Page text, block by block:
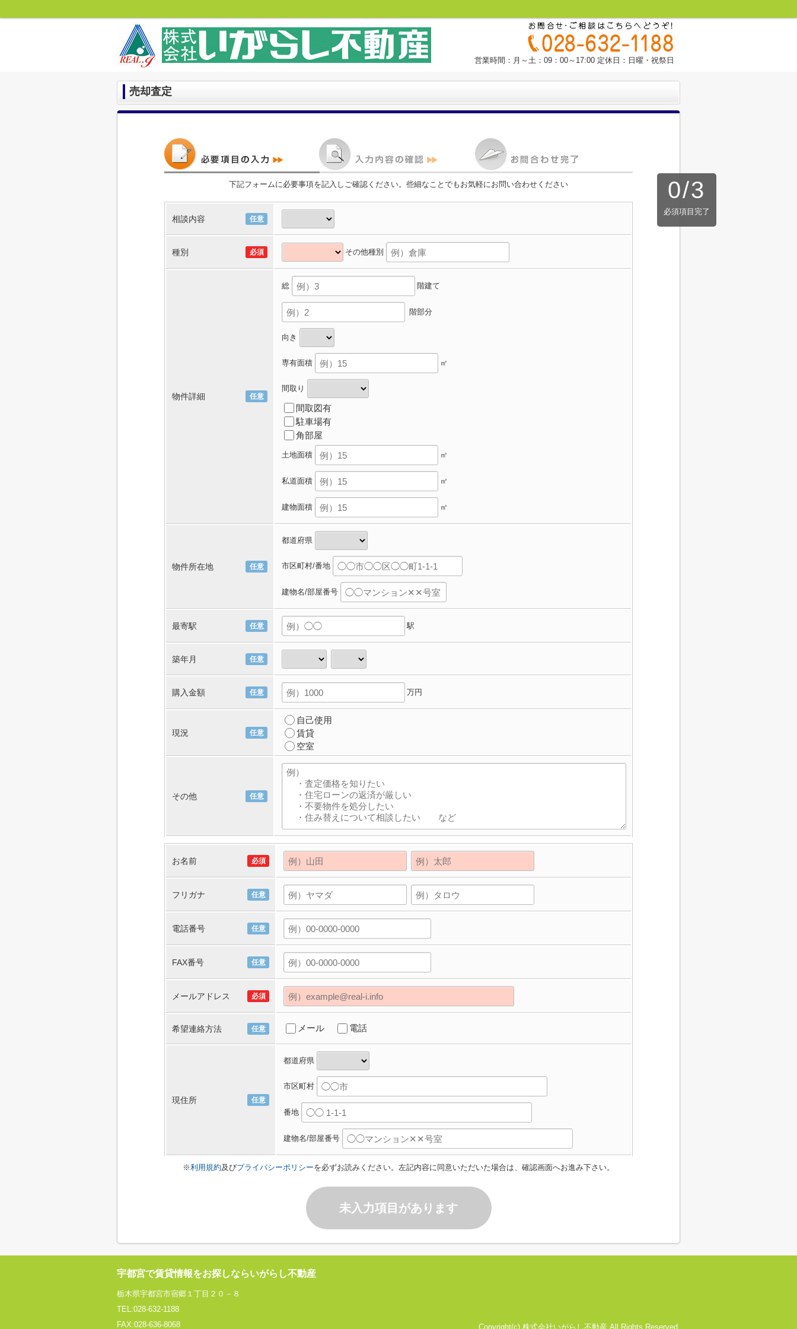
営業時間：月～土：09：00～17:00 定休日：日曜・祝祭日
売却査定
0/3
必須項目完了
下記フォームに必要事項を記入しご確認ください。些細なことでもお気軽にお問い合わせください
相談内容 任意
種別 必須 その他種別
物件詳細 任意
総 階建て
階部分
向き
専有面積 ㎡
間取り
間取図有
駐車場有
角部屋
土地面積 ㎡
私道面積 ㎡
建物面積 ㎡
物件所在地 任意
都道府県
市区町村/番地
建物名/部屋番号
最寄駅 任意 駅
築年月 任意
購入金額 任意 万円
現況 任意
自己使用
賃貸
空室
その他 任意
お名前 必須
フリガナ 任意
電話番号 任意
FAX番号 任意
メールアドレス 必須
希望連絡方法 任意 メール 電話
現住所 任意
都道府県
市区町村
番地
建物名/部屋番号
※利用規約及びプライバシーポリシーを必ずお読みください。左記内容に同意いただいた場合は、確認画面へお進み下さい。
未入力項目があります
宇都宮で賃貸情報をお探しならいがらし不動産
栃木県宇都宮市宿郷１丁目２０－８
TEL:028-632-1188
FAX:028-636-8068
Copyright(c) 株式会社いがらし不動産 All Rights Reserved.